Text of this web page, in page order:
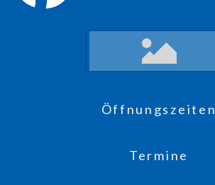
Öffnungszeiten
Termine